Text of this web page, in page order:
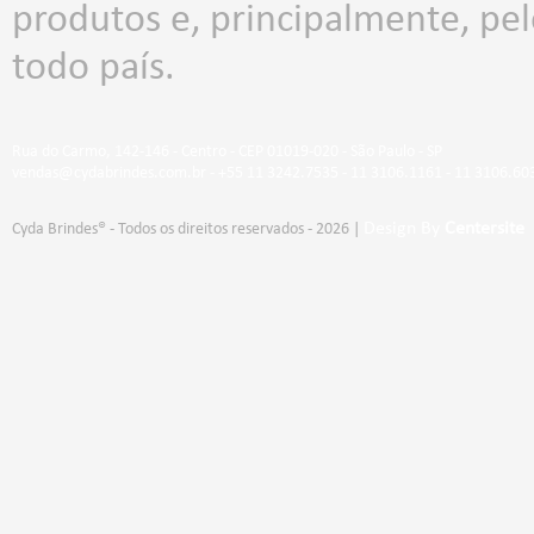
produtos e, principalmente,
todo país.
Cyda Brindes® - Todos os direitos reservados - 2026 |